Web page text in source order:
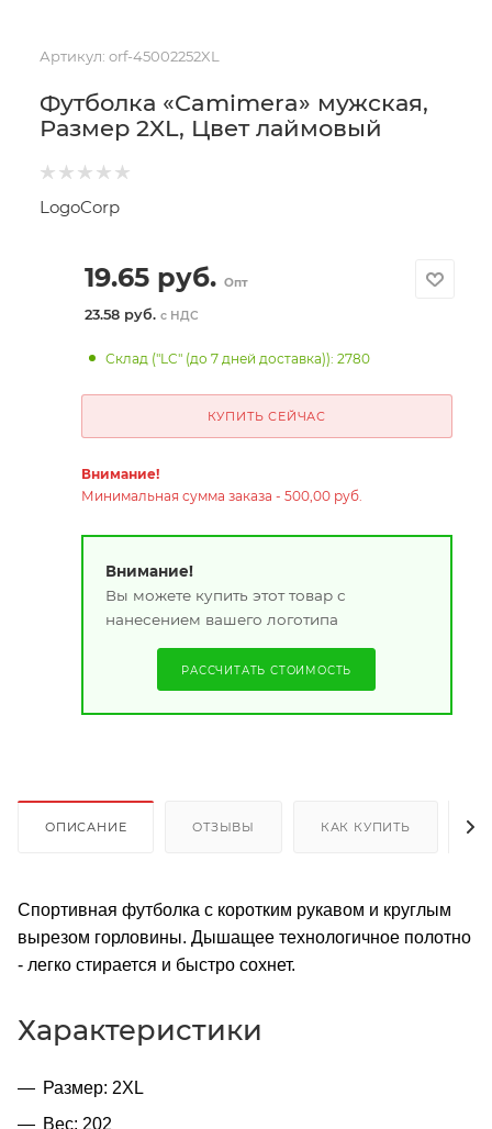
Артикул: orf-45002252XL
Футболка «Camimera» мужская,
Размер 2XL, Цвет лаймовый
LogoCorp
19.65руб. Опт
23.58 руб. с НДС
Склад ("LC" (до 7 дней доставка)): 2780
КУПИТЬ СЕЙЧАС
Внимание!
Минимальная сумма заказа - 500,00 руб.
Внимание!
Вы можете купить этот товар с
нанесением вашего логотипа
РАССЧИТАТЬ СТОИМОСТЬ
ОПИСАНИЕ ОТЗЫВЫ КАК КУПИТЬ
Спортивная футболка с коротким рукавом и круглым
вырезом горловины. Дышащее технологичное полотно
- легко стирается и быстро сохнет.
Характеристики
Размер: 2XL
Вес: 202